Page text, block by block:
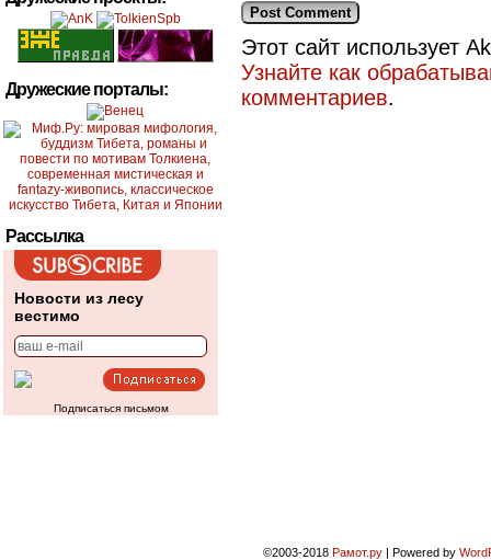
Дружеские порталы:
Рассылка
Новости из лесу
вестимо
Подписаться письмом
Этот сайт использует
Узнайте как
комментариев.
©2003-2018 Рамот.ру | Powered by